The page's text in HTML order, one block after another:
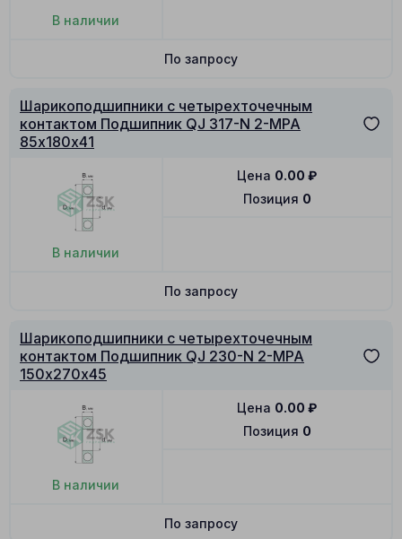
В наличии
По запросу
Шарикоподшипники с четырехточечным
контактом Подшипник QJ 317-N 2-MPA
85х180х41
В наличии
Позиция 0
Цена 0.00 ₽
По запросу
Шарикоподшипники с четырехточечным
контактом Подшипник QJ 230-N 2-MPA
150х270х45
В наличии
Позиция 0
Цена 0.00 ₽
По запросу